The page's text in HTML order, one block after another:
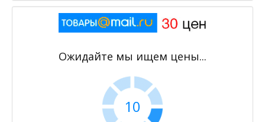
Ожидайте мы ищем цены...
10